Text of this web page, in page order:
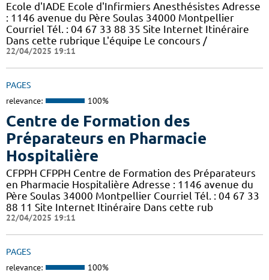
Ecole d'IADE Ecole d'Infirmiers Anesthésistes Adresse
: 1146 avenue du Père Soulas 34000 Montpellier
Courriel Tél. : 04 67 33 88 35 Site Internet Itinéraire
Dans cette rubrique L'équipe Le concours /
22/04/2025 19:11
PAGES
relevance: 100%
Centre de Formation des
Préparateurs en Pharmacie
Hospitalière
CFPPH CFPPH Centre de Formation des Préparateurs
en Pharmacie Hospitalière Adresse : 1146 avenue du
Père Soulas 34000 Montpellier Courriel Tél. : 04 67 33
88 11 Site Internet Itinéraire Dans cette rub
22/04/2025 19:11
PAGES
relevance: 100%